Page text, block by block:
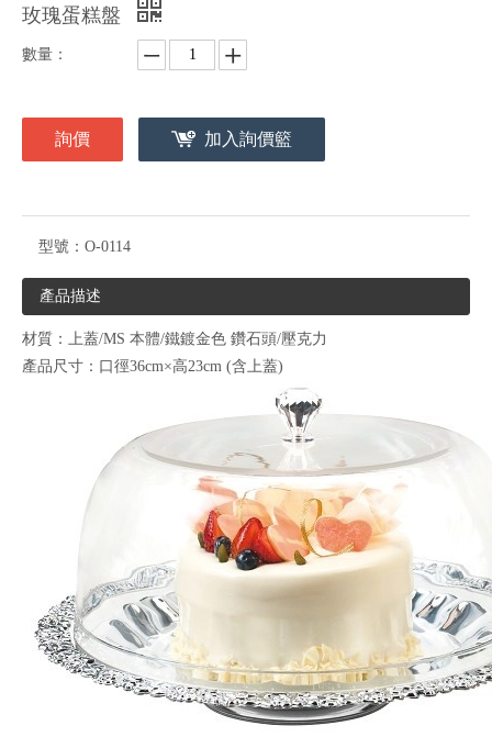
玫瑰蛋糕盤
數量：
詢價 加入詢價籃
型號： O-0114
產品描述
材質：上蓋/MS 本體/鐵鍍金色 鑽石頭/壓克力
產品尺寸：口徑36cm×高23cm (含上蓋)